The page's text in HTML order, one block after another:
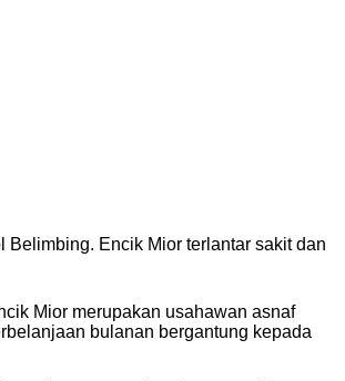
Encik Mior terlantar sakit dan
Mior merupakan usahawan asnaf
bulanan bergantung kepada